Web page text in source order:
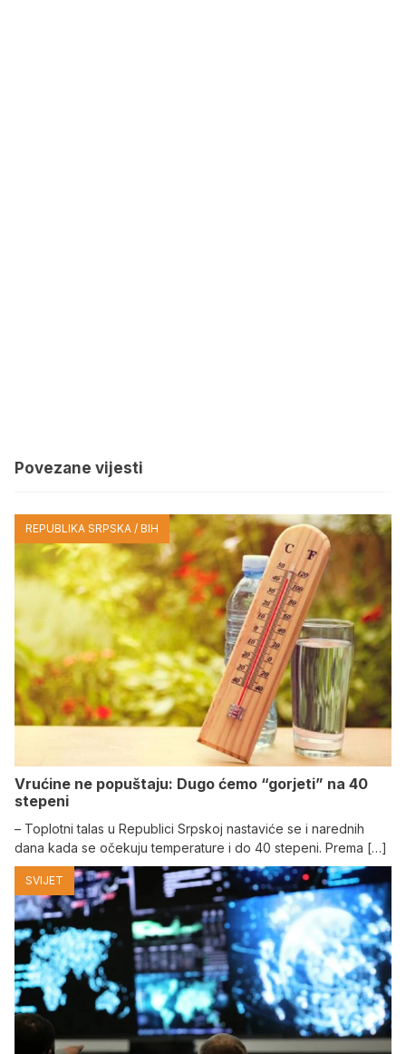
Povezane vijesti
REPUBLIKA SRPSKA / BIH
Vrućine ne popuštaju: Dugo ćemo “gorjeti” na 40
stepeni
– Toplotni talas u Republici Srpskoj nastaviće se i narednih
dana kada se očekuju temperature i do 40 stepeni. Prema […]
SVIJET